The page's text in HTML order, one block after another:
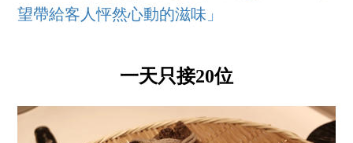
望帶給客人怦然心動的滋味」
一天只接20位